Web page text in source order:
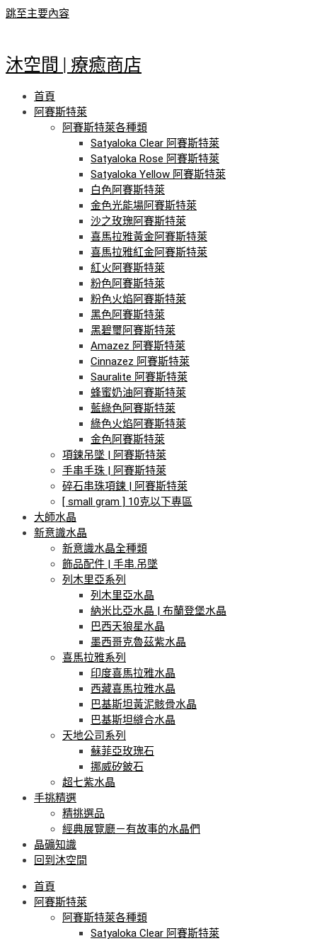
跳至主要內容
沐空間 | 療癒商店
首頁
阿賽斯特萊
阿賽斯特萊各種類
Satyaloka Clear 阿賽斯特萊
Satyaloka Rose 阿賽斯特萊
Satyaloka Yellow 阿賽斯特萊
白色阿賽斯特萊
金色光能場阿賽斯特萊
沙之玫瑰阿賽斯特萊
喜馬拉雅黃金阿賽斯特萊
喜馬拉雅紅金阿賽斯特萊
紅火阿賽斯特萊
粉色阿賽斯特萊
粉色火焰阿賽斯特萊
黑色阿賽斯特萊
黑碧璽阿賽斯特萊
Amazez 阿賽斯特萊
Cinnazez 阿賽斯特萊
Sauralite 阿賽斯特萊
蜂蜜奶油阿賽斯特萊
藍綠色阿賽斯特萊
綠色火焰阿賽斯特萊
金色阿賽斯特萊
項鍊吊墜 | 阿賽斯特萊
手串手珠 | 阿賽斯特萊
碎石串珠項鍊 | 阿賽斯特萊
[ small gram ] 10克以下專區
大師水晶
新意識水晶
新意識水晶全種類
飾品配件 | 手串.吊墜
列木里亞系列
列木里亞水晶
納米比亞水晶 | 布蘭登堡水晶
巴西天狼星水晶
墨西哥克魯茲紫水晶
喜馬拉雅系列
印度喜馬拉雅水晶
西藏喜馬拉雅水晶
巴基斯坦黃泥骸骨水晶
巴基斯坦縫合水晶
天地公司系列
蘇菲亞玫瑰石
挪威矽鈹石
超七紫水晶
手挑精選
精挑選品
經典展覽廳－有故事的水晶們
晶礦知識
回到沐空間
首頁
阿賽斯特萊
阿賽斯特萊各種類
Satyaloka Clear 阿賽斯特萊